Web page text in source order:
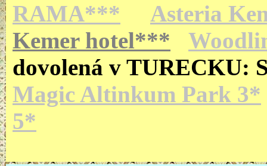
RAMA***
Asteria
Kemer hotel***
dovolená v TURECKU:
Magic Altinkum Park 3*
5*